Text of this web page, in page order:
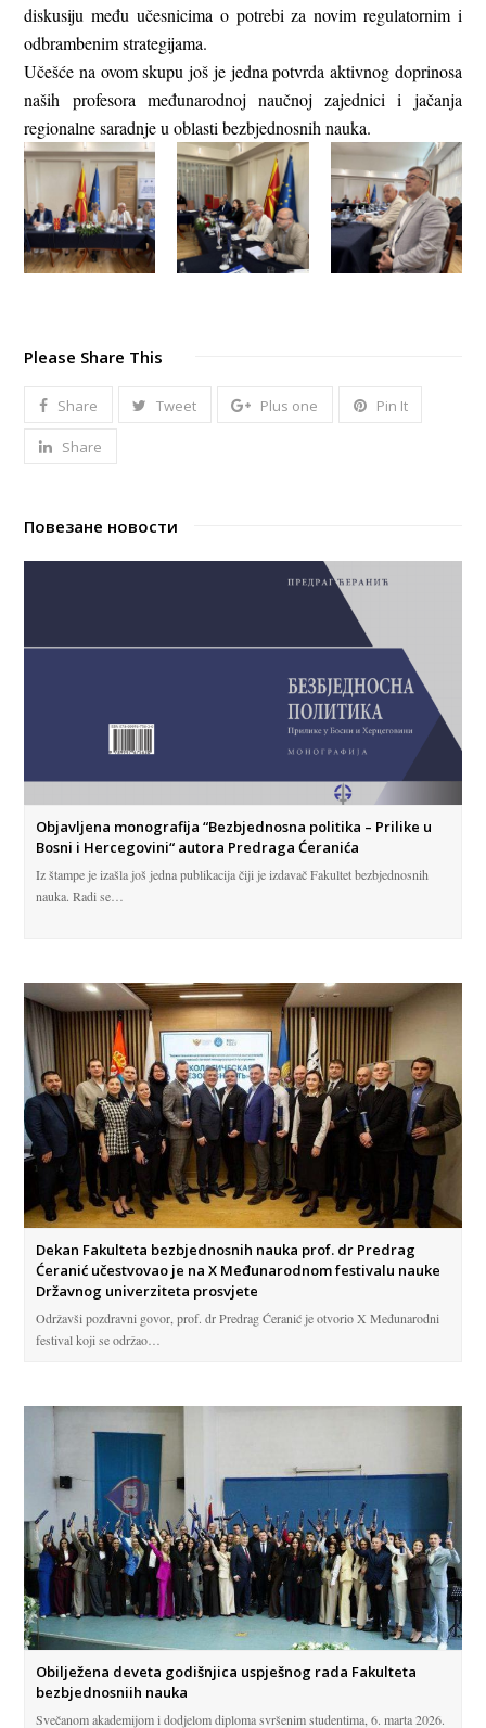
diskusiju među učesnicima o potrebi za novim regulatornim i
odbrambenim strategijama.
Učešće na ovom skupu još je jedna potvrda aktivnog doprinosa
naših profesora međunarodnoj naučnoj zajednici i jačanja
regionalne saradnje u oblasti bezbjednosnih nauka.
Please Share This
Share Tweet Plus one Pin It
Share
Повезане новости
Objavljena monografija “Bezbjednosna politika – Prilike u
Bosni i Hercegovini“ autora Predraga Ćeranića
Iz štampe je izašla još jedna publikacija čiji je izdavač Fakultet bezbjednosnih
nauka. Radi se…
Dekan Fakulteta bezbjednosnih nauka prof. dr Predrag
Ćeranić učestvovao je na X Međunarodnom festivalu nauke
Državnog univerziteta prosvjete
Održavši pozdravni govor, prof. dr Predrag Ćeranić je otvorio X Međunarodni
festival koji se održao…
Obilježena deveta godišnjica uspješnog rada Fakulteta
bezbjednosniih nauka
Svečanom akademijom i dodjelom diploma svršenim studentima, 6. marta 2026.